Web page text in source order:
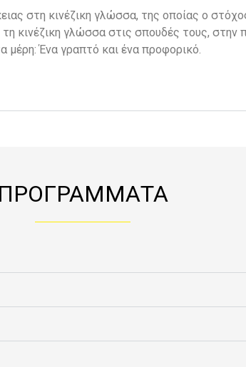
στη κινέζικη γλώσσα, της οποίας ο
κινέζικη γλώσσα στις σπουδές τους,
μέρη: Ένα γραπτό και ένα προφορικό.
ΠΡΟΓΡΑΜΜΑΤΑ